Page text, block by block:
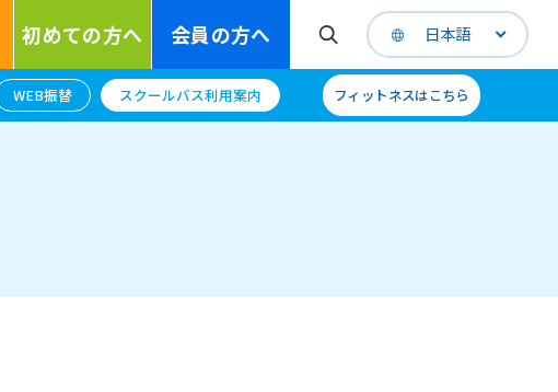
初めての方へ 会員の方へ 日本語
WEB振替 スクールバス利用案内 フィットネスはこちら